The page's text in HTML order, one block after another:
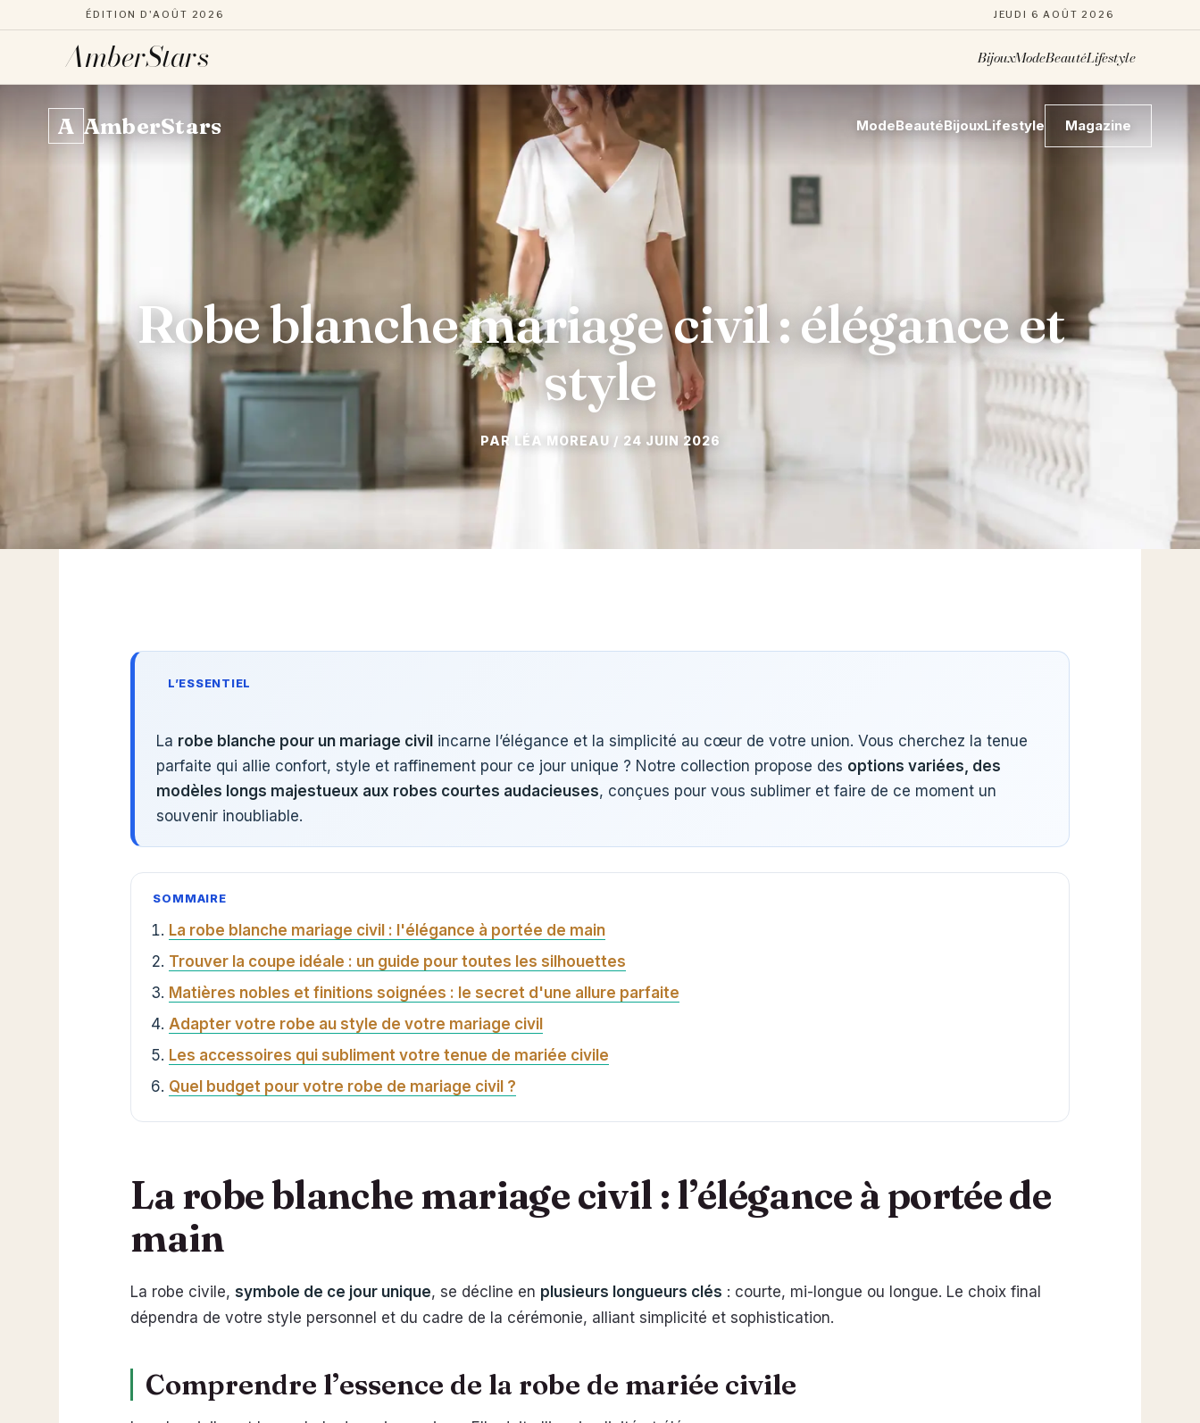
ÉDITION D'AOÛT 2026 JEUDI 6 AOÛT 2026
AmberStars BijouxModeBeautéLifestyle
contenu
A AmberStars ModeBeautéBijouxLifestyle Magazine
Robe blanche mariage civil : élégance et
style
24 JUIN 2026
L’ESSENTIEL
La robe blanche pour un mariage civil incarne l’élégance et la simplicité au cœur de votre union. Vous cherchez la tenue
parfaite qui allie confort, style et raffinement pour ce jour unique ? Notre collection propose des options variées, des
modèles longs majestueux aux robes courtes audacieuses, conçues pour vous sublimer et faire de ce moment un
souvenir inoubliable.
SOMMAIRE
La robe blanche mariage civil : l'élégance à portée de main
Trouver la coupe idéale : un guide pour toutes les silhouettes
Matières nobles et finitions soignées : le secret d'une allure parfaite
Adapter votre robe au style de votre mariage civil
Les accessoires qui subliment votre tenue de mariée civile
Quel budget pour votre robe de mariage civil ?
La robe blanche mariage civil : l’élégance à portée de
main
La robe civile, symbole de ce jour unique, se décline en plusieurs longueurs clés : courte, mi-longue ou longue. Le choix final
dépendra de votre style personnel et du cadre de la cérémonie, alliant simplicité et sophistication.
Comprendre l’essence de la robe de mariée civile